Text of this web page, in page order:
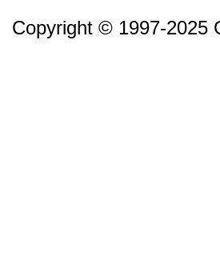
Copyright © 1997-2025